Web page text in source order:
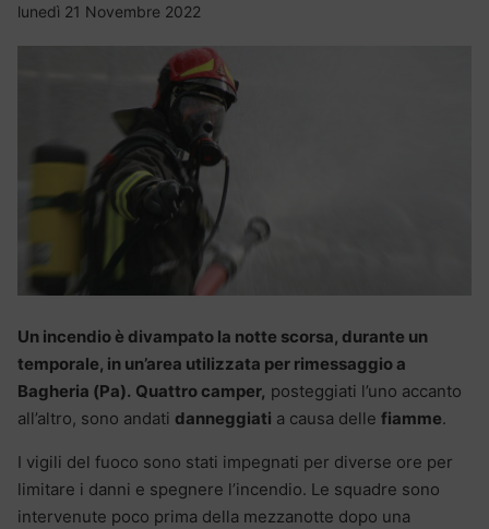
lunedì 21 Novembre 2022
Un incendio è divampato la notte scorsa, durante un
temporale, in un’area utilizzata per rimessaggio a
Bagheria (Pa). Quattro camper, posteggiati l’uno accanto
all’altro, sono andati danneggiati a causa delle fiamme.
I vigili del fuoco sono stati impegnati per diverse ore per
limitare i danni e spegnere l’incendio. Le squadre sono
intervenute poco prima della mezzanotte dopo una